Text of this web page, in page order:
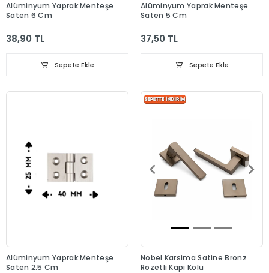
Alüminyum Yaprak Menteşe
Saten 6 Cm
38,90 TL
Sepete Ekle
Alüminyum Yaprak Menteşe
Saten 5 Cm
37,50 TL
Sepete Ekle
Alüminyum Yaprak Menteşe
Saten 2.5 Cm
Nobel Karsima Satine Bronz
Rozetli Kapı Kolu